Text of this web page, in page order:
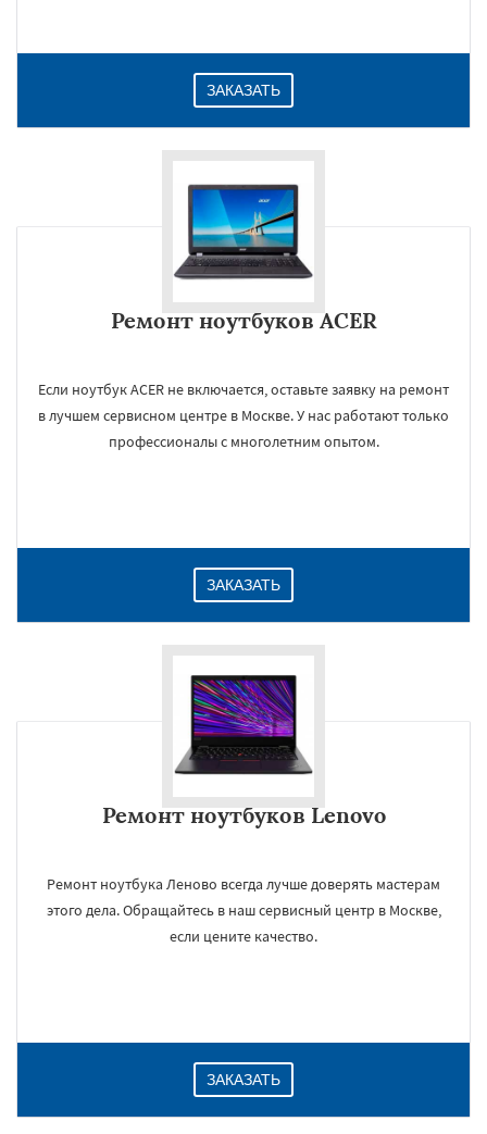
ЗАКАЗАТЬ
Ремонт ноутбуков ACER
Если ноутбук ACER не включается, оставьте заявку на ремонт
в лучшем сервисном центре в Москве. У нас работают только
профессионалы с многолетним опытом.
ЗАКАЗАТЬ
Ремонт ноутбуков Lenovo
Ремонт ноутбука Леново всегда лучше доверять мастерам
этого дела. Обращайтесь в наш сервисный центр в Москве,
если цените качество.
ЗАКАЗАТЬ